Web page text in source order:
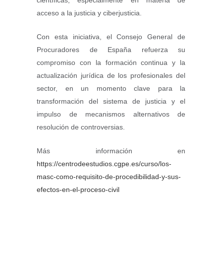
acceso a la justicia y ciberjusticia.
Con esta iniciativa, el Consejo General de
Procuradores de España refuerza su
compromiso con la formación continua y la
actualización jurídica de los profesionales del
sector, en un momento clave para la
transformación del sistema de justicia y el
impulso de mecanismos alternativos de
resolución de controversias.
Más información en
https://centrodeestudios.cgpe.es/curso/los-
masc-como-requisito-de-procedibilidad-y-sus-
efectos-en-el-proceso-civil